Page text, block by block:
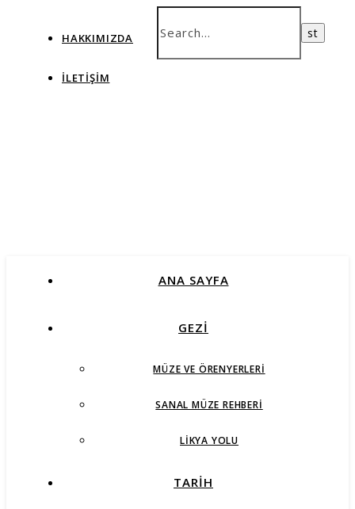
HAKKIMIZDA
İLETIŞIM
ANA SAYFA
GEZİ
MÜZE VE ÖRENYERLERI
SANAL MÜZE REHBERI
LIKYA YOLU
TARİH